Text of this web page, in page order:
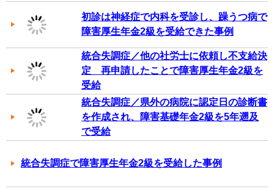
初診は神経症で内科を受診し、躁うつ病で
障害厚生年金2級を受給できた事例
統合失調症／他の社労士に依頼し不支給決
定 再申請したことで障害厚生年金2級を
受給
統合失調症／県外の病院に認定日の診断書
を作成され、障害基礎年金2級を5年遡及
で受給
統合失調症で障害厚生年金2級を受給した事例